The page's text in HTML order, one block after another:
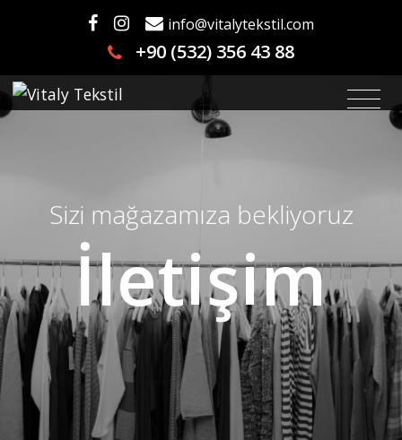
info@vitalytekstil.com
+90 (532) 356 43 88
Sizi mağazamıza bekliyoruz
İletişim